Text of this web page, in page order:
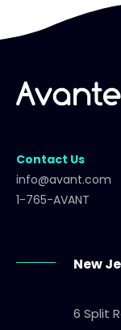
Contact Us
info@avant.com
1-765-AVANT
New
6 Split